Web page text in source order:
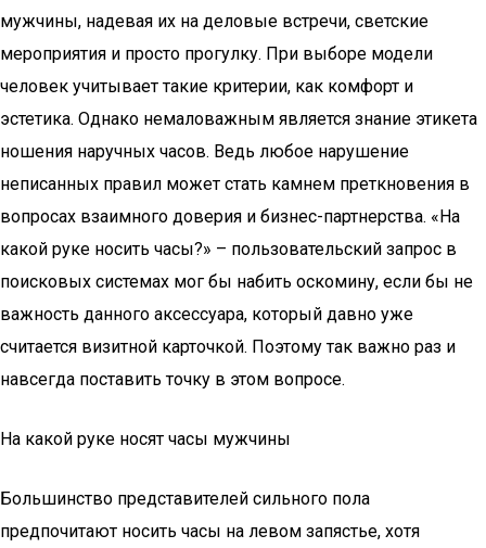
мужчины, надевая их на деловые встречи, светские
мероприятия и просто прогулку. При выборе модели
человек учитывает такие критерии, как комфорт и
эстетика. Однако немаловажным является знание этикета
ношения наручных часов. Ведь любое нарушение
неписанных правил может стать камнем преткновения в
вопросах взаимного доверия и бизнес-партнерства. «На
какой руке носить часы?» – пользовательский запрос в
поисковых системах мог бы набить оскомину, если бы не
важность данного аксессуара, который давно уже
считается визитной карточкой. Поэтому так важно раз и
навсегда поставить точку в этом вопросе.
На какой руке носят часы мужчины
Большинство представителей сильного пола
предпочитают носить часы на левом запястье, хотя